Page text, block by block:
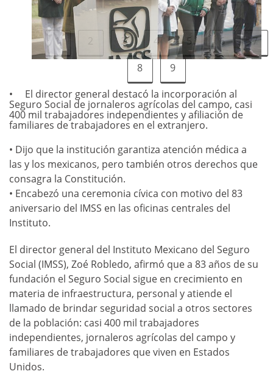
1 2 3 4 5 6
7
8
9
El director general destacó la incorporación al
Seguro Social de jornaleros agrícolas del campo, casi
400 mil trabajadores independientes y afiliación de
familiares de trabajadores en el extranjero.
• Dijo que la institución garantiza atención médica a
las y los mexicanos, pero también otros derechos que
consagra la Constitución.
• Encabezó una ceremonia cívica con motivo del 83
aniversario del IMSS en las oficinas centrales del
Instituto.
El director general del Instituto Mexicano del Seguro
Social (IMSS), Zoé Robledo, afirmó que a 83 años de su
fundación el Seguro Social sigue en crecimiento en
materia de infraestructura, personal y atiende el
llamado de brindar seguridad social a otros sectores
de la población: casi 400 mil trabajadores
independientes, jornaleros agrícolas del campo y
familiares de trabajadores que viven en Estados
Unidos.